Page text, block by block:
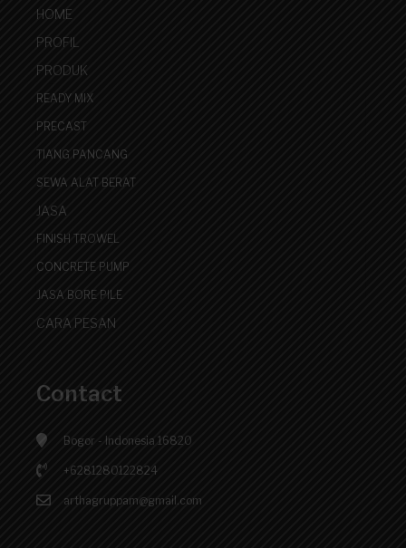
HOME
PROFIL
PRODUK
READY MIX
PRECAST
TIANG PANCANG
SEWA ALAT BERAT
JASA
FINISH TROWEL
CONCRETE PUMP
JASA BORE PILE
CARA PESAN
Contact
Bogor - Indonesia 16820
+6281280122824
arthagruppam@gmail.com